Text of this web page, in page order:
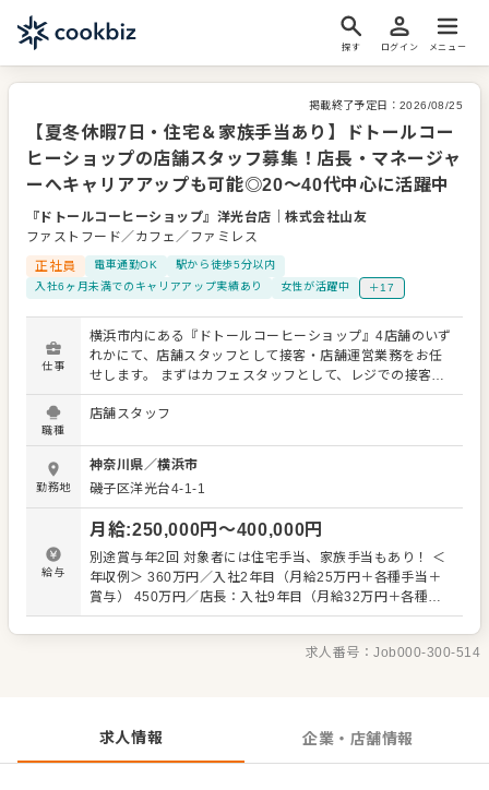
探す ログイン メニュー
掲載終了予定日： 2026/08/25
【夏冬休暇7日・住宅＆家族手当あり】ドトールコー
ヒーショップの店舗スタッフ募集！店長・マネージャ
ーへキャリアアップも可能◎20～40代中心に活躍中
『ドトールコーヒーショップ』洋光台店 ｜株式会社山友
ファストフード／カフェ／ファミレス
正社員
電車通勤OK
駅から徒歩5分以内
入社6ヶ月未満でのキャリアアップ実績あり
女性が活躍中 ＋17
仕事
横浜市内にある『ドトールコーヒーショップ』4店舗のいず
れかにて、店舗スタッフとして接客・店舗運営業務をお任
せします。 まずはカフェスタッフとして、レジでの接客、
ドリンク作製、フードの簡単な調理、商品の提供、店内清
掃など、基本的な業務からスタート。これまでの飲食業で
いただきます。 業務に慣れてきたら、スタッフへの声かけ
や教育、シフト管理、売上・在庫管理、発注、店舗づくり
に関わる改善提案などにもチャレンジしていただきます。
お客様との会話も多く、日々の接客の中で「また来たい」
と思っていただけるお店づくりに携われる仕事です。 ＼さ
まざまな経歴・年代のスタッフが活躍中★／ 20代～40代を
中心に、幅広い年代のスタッフが活躍中。チケットショッ
プや自動車整備など異業種から転職した方や、アルバイト
機に正社員として再スタートした方など、さまざまな経歴
を持つメンバーが在籍しています。困った時は自然と周り
職種
店舗スタッフ
勤務地
神奈川県／横浜市
磯子区洋光台4-1-1
給与
月給:250,000円〜400,000円
別途賞与年2回 対象者には住宅手当、家族手当もあり！ ＜
年収例＞ 360万円／入社2年目（月給25万円＋各種手当＋
賞与） 450万円／店長：入社9年目（月給32万円＋各種手
当＋賞与） ※固定残業なし（別途全額支給） ※試用期間1
ヵ月あり（期間中は月給24万円〜）
求人番号：Job000-300-514
求人情報 企業・店舗情報